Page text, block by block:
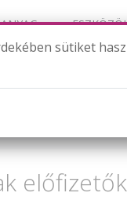
sütiket